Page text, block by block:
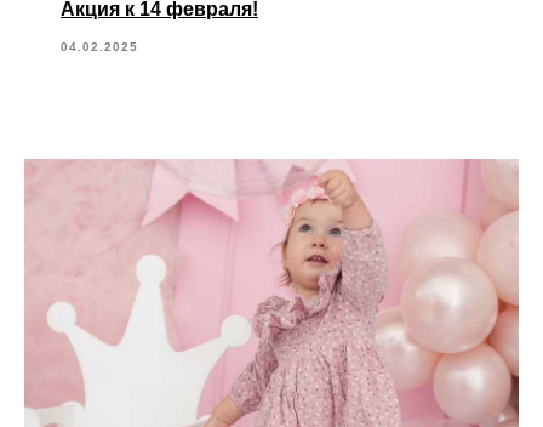
Акция к 14 февраля!
04.02.2025